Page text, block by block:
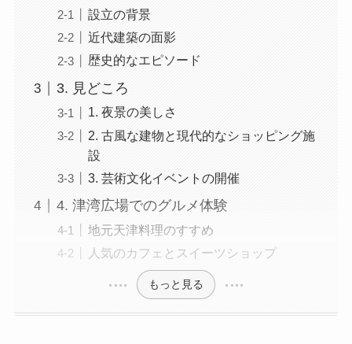
設立の背景
近代建築の面影
歴史的なエピソード
3. 見どころ
1. 夜景の美しさ
2. 古風な建物と現代的なショッピング施
設
3. 芸術文化イベントの開催
4. 津湾広場でのグルメ体験
地元天津料理のすすめ
人気のカフェとスイーツショップ
もっと見る